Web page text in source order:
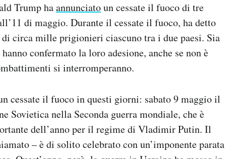
Trump haannunciatoun cessate il fuoco di tre
di maggio. Durante il cessate il fuoco, ha detto
circa mille prigionieri ciascuno tra i due paesi. Sia
confermato la loro adesione, anche se non è
si interromperanno.
cessate il fuoco in questi giorni: sabato 9 maggio il
Sovietica nella Seconda guerra mondiale, che è
dell’anno per il regime di Vladimir Putin. Il
– è di solito celebrato con un’imponente parata